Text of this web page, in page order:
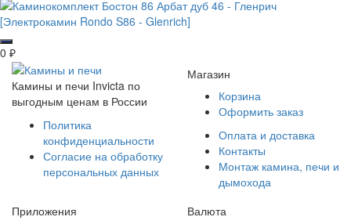
0 ₽
Камины и печи Invicta по
выгодным ценам в России
Политика
конфиденциальности
Согласие на обработку
персональных данных
Магазин
Корзина
Оформить заказ
Оплата и доставка
Контакты
Монтаж камина, печи и
дымохода
Приложения
Валюта